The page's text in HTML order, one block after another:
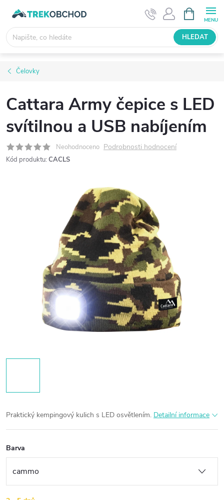
obsah
NÁKUPNÍ
KOŠÍK
HLEDAT
Čelovky
Cattara Army čepice s LED
svítilnou a USB nabíjením
Neohodnoceno Podrobnosti hodnocení
Kód produktu: CACLS
Praktický kempingový kulich s LED osvětlením. Detailní informace
Barva